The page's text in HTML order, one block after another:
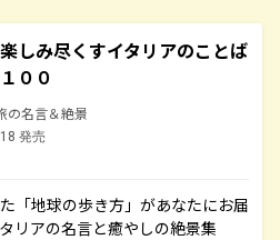
しみ尽くすイタリアのことば
００
の名言＆絶景
発売
「地球の歩き方」があなたにお届
リアの名言と癒やしの絶景集